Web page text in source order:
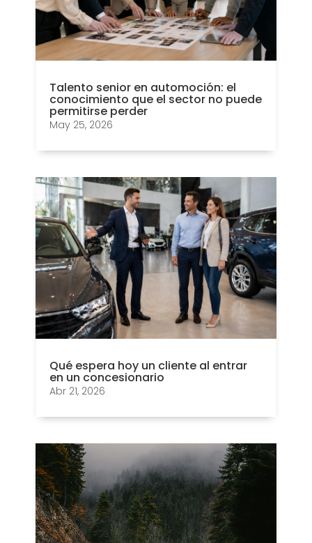
Talento senior en automoción: el
conocimiento que el sector no puede
permitirse perder
May 25, 2026
Qué espera hoy un cliente al entrar
en un concesionario
Abr 21, 2026